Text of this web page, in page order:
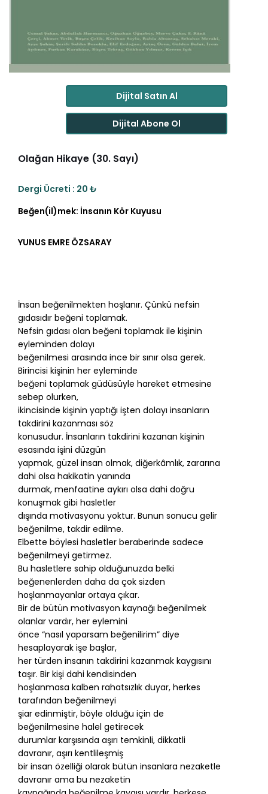
Dijital Satın Al
Dijital Abone Ol
Olağan Hikaye (30. Sayı)
Dergi Ücreti : 20 ₺
Beğen(il)mek: İnsanın Kör Kuyusu
YUNUS EMRE ÖZSARAY
İnsan beğenilmekten hoşlanır. Çünkü nefsin
gıdasıdır beğeni toplamak.
Nefsin gıdası olan beğeni toplamak ile kişinin
eyleminden dolayı
beğenilmesi arasında ince bir sınır olsa gerek.
Birincisi kişinin her eyleminde
beğeni toplamak güdüsüyle hareket etmesine
sebep olurken,
ikincisinde kişinin yaptığı işten dolayı insanların
takdirini kazanması söz
konusudur. İnsanların takdirini kazanan kişinin
esasında işini düzgün
yapmak, güzel insan olmak, diğerkâmlık, zararına
dahi olsa hakikatin yanında
durmak, menfaatine aykırı olsa dahi doğru
konuşmak gibi hasletler
dışında motivasyonu yoktur. Bunun sonucu gelir
beğenilme, takdir edilme.
Elbette böylesi hasletler beraberinde sadece
beğenilmeyi getirmez.
Bu hasletlere sahip olduğunuzda belki
beğenenlerden daha da çok sizden
hoşlanmayanlar ortaya çıkar.
Bir de bütün motivasyon kaynağı beğenilmek
olanlar vardır, her eylemini
önce “nasıl yaparsam beğenilirim” diye
hesaplayarak işe başlar,
her türden insanın takdirini kazanmak kaygısını
taşır. Bir kişi dahi kendisinden
hoşlanmasa kalben rahatsızlık duyar, herkes
tarafından beğenilmeyi
şiar edinmiştir, böyle olduğu için de
beğenilmesine halel getirecek
durumlar karşısında aşırı temkinli, dikkatli
davranır, aşırı kentlileşmiş
bir insan özelliği olarak bütün insanlara nezaketle
davranır ama bu nezaketin